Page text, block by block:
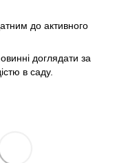
до активного
доглядати за
в саду.